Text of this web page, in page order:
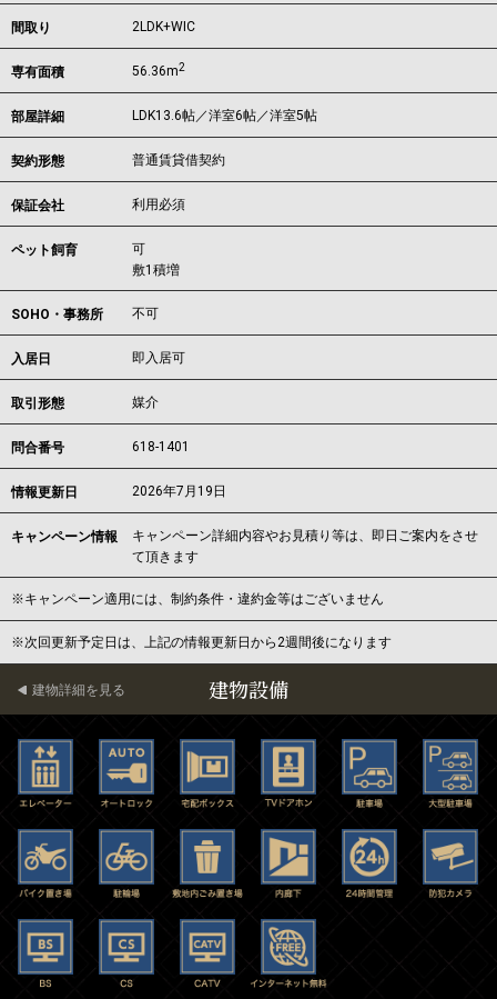
間取り 2LDK+WIC
専有面積 56.36m2
部屋詳細 LDK13.6帖／洋室6帖／洋室5帖
契約形態 普通賃貸借契約
保証会社 利用必須
ペット飼育
可
敷1積増
SOHO・事務所 不可
入居日 即入居可
取引形態 媒介
問合番号 618-1401
情報更新日 2026年7月19日
キャンペーン情報
キャンペーン詳細内容やお見積り等は、即日ご案内をさせ
て頂きます
※キャンペーン適用には、制約条件・違約金等はございません
※次回更新予定日は、上記の情報更新日から2週間後になります
建物設備
建物詳細を見る